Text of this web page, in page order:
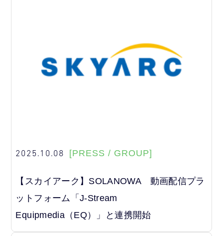
2025.10.08 [PRESS / GROUP]
【スカイアーク】SOLANOWA 動画配信プラ
ットフォーム「J-Stream
Equipmedia（EQ）」と連携開始